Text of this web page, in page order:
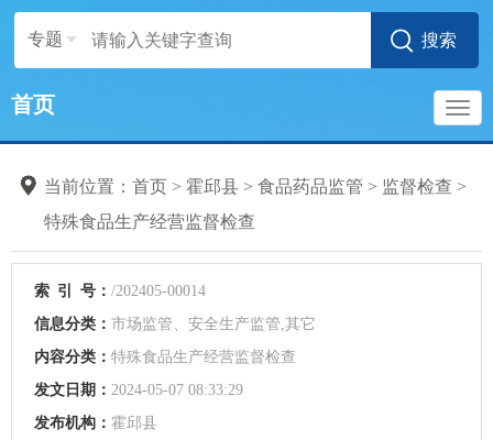
专题
首页
当前位置： 首页 > 霍邱县 > 食品药品监管 > 监督检查 >
特殊食品生产经营监督检查
索 引 号： /202405-00014
信息分类： 市场监管、安全生产监管,其它
内容分类： 特殊食品生产经营监督检查
发文日期： 2024-05-07 08:33:29
发布机构： 霍邱县